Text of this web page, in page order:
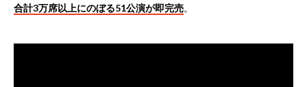
合計3万席以上にのぼる51公演が即完売。